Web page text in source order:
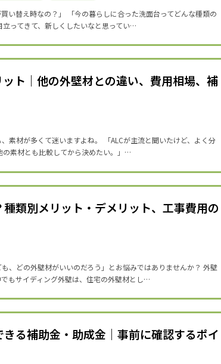
い替え時なの？」 「今の暮らしに合った洗面台ってどんな種類の
ってきて、新しくしたいなと思ってい…
ト｜他の外壁材との違い、費用相場、補
素材が多くて迷いますよね。 「ALCが主流と聞いたけど、よく分
素材とも比較してから決めたい。」…
類別メリット・デメリット、工事費用の
も、どの外壁材がいいのだろう」とお悩みではありませんか？ 外壁
もサイディング外壁は、住宅の外壁材とし…
る補助金・助成金｜事前に確認するポイ